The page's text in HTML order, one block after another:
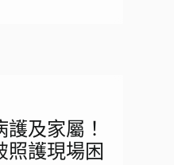
及家屬！
照護現場困